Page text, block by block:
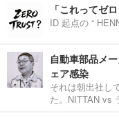
「これってゼ
ID 起点の “
自動車部品メ
ェア感染
それは朝出社し
た。NITTAN vs